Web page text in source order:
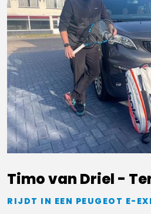
Timo van Driel -
RIJDT IN EEN PEUGEOT E-